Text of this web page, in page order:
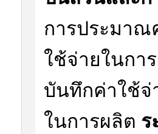
การประมาณ
ใช้จ่ายในกา
บันทึกค่าใช้จ่
ในการผลิต